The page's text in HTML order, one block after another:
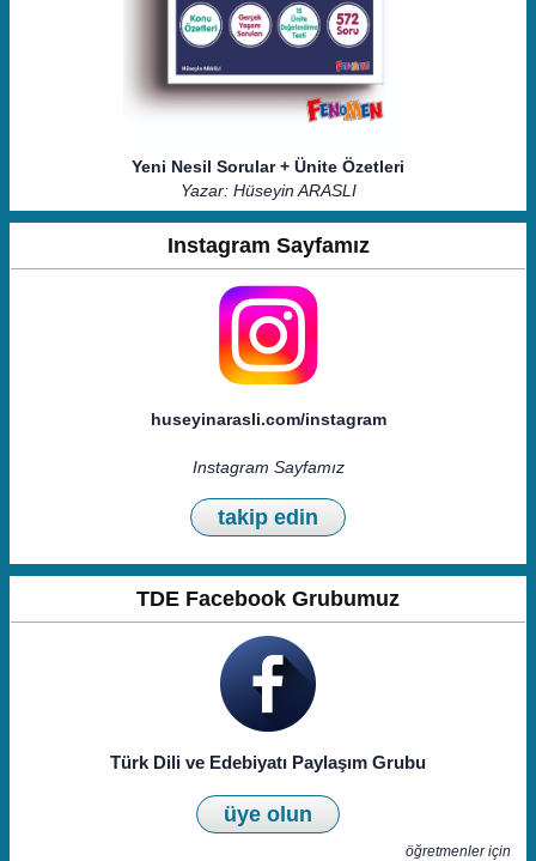
Yeni Nesil Sorular + Ünite Özetleri
Yazar: Hüseyin ARASLI
Instagram Sayfamız
huseyinarasli.com/instagram
Instagram Sayfamız
takip edin
TDE Facebook Grubumuz
Türk Dili ve Edebiyatı Paylaşım Grubu
üye olun
öğretmenler için